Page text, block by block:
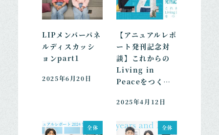
LIPメンバーパネ
ルディスカッシ
ョンpart1
2025年6月20日
【アニュアルレポ
ート発刊記念対
談】これからの
Living in
Peaceをつく…
2025年4月12日
全体 全体